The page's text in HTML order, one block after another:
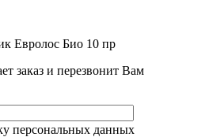
Евролос Био 10 пр
заказ и перезвонит Вам
персональных данных